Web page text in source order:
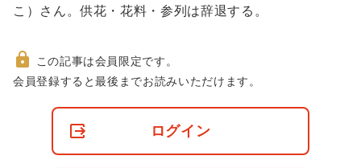
こ）さん。供花・花料・参列は辞退する。
非
この記事は会員限定です。
会員登録すると最後までお読みいただけます。
ログイン